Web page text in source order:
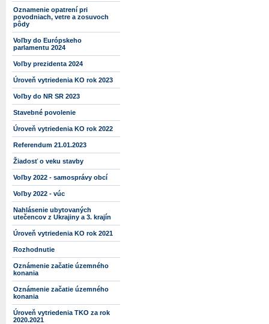
Oznamenie opatrení pri
povodniach, vetre a zosuvoch
pôdy
Voľby do Európskeho
parlamentu 2024
Voľby prezidenta 2024
Úroveň vytriedenia KO rok 2023
Voľby do NR SR 2023
Stavebné povolenie
Úroveň vytriedenia KO rok 2022
Referendum 21.01.2023
Žiadosť o veku stavby
Voľby 2022 - samosprávy obcí
Voľby 2022 - vúc
Nahlásenie ubytovaných
utečencov z Ukrajiny a 3. krajín
Úroveň vytriedenia KO rok 2021
Rozhodnutie
Oznámenie začatie územného
konania
Oznámenie začatie územného
konania
Úroveň vytriedenia TKO za rok
2020.2021